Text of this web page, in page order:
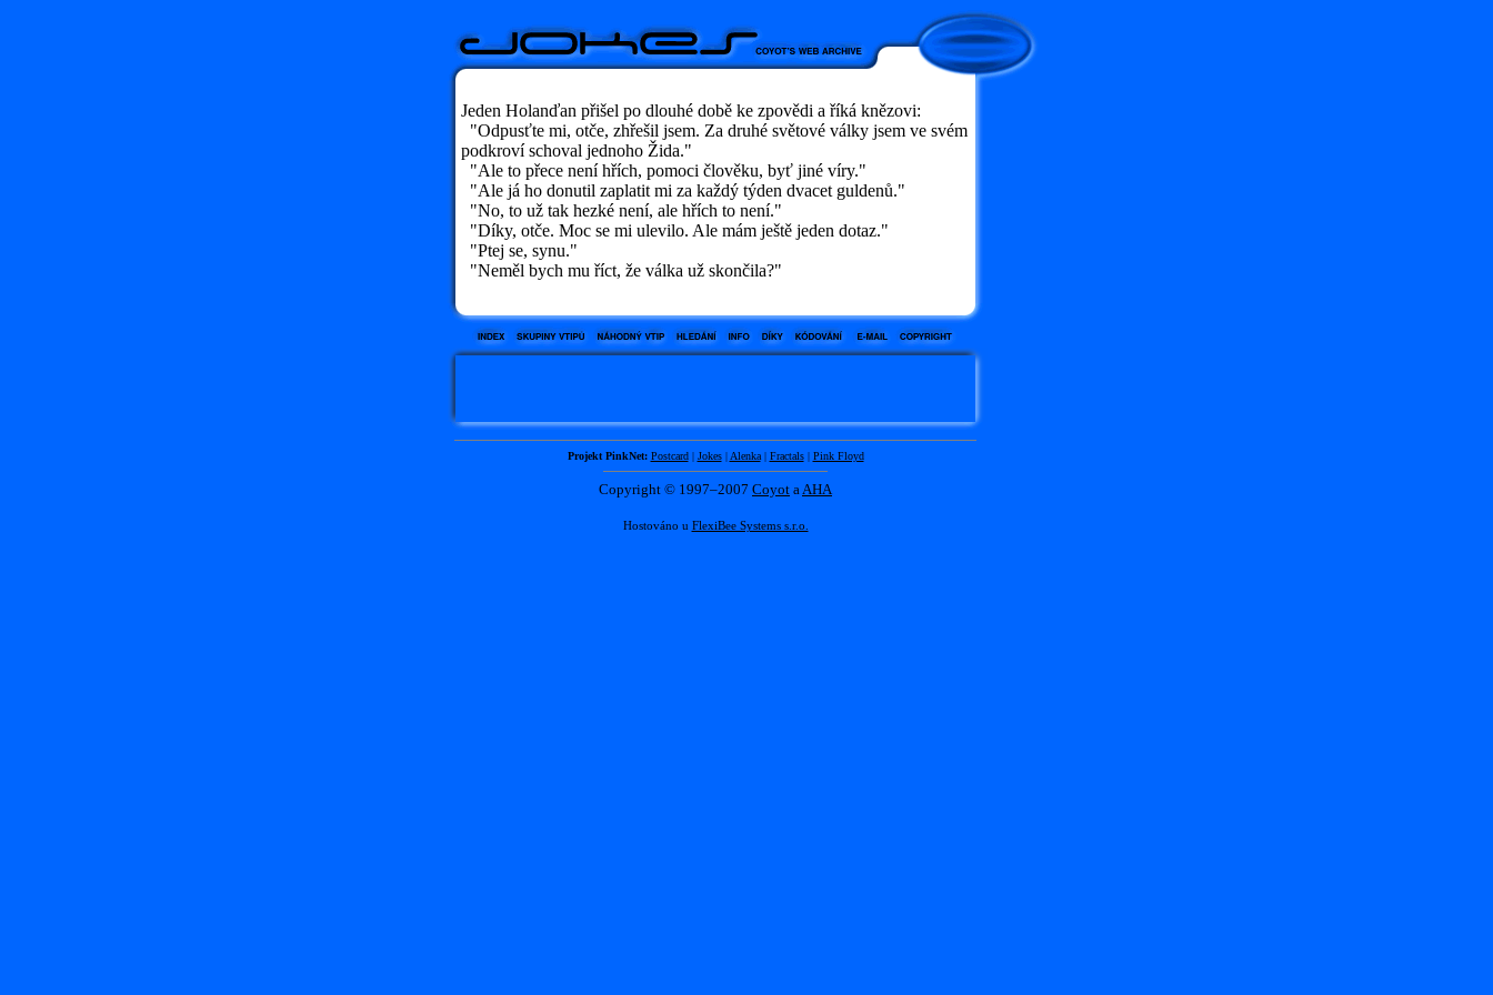
Jeden Holanďan přišel po dlouhé době ke zpovědi a říká knězovi:
"Odpusťte mi, otče, zhřešil jsem. Za druhé světové války jsem ve svém
podkroví schoval jednoho Žida."
"Ale to přece není hřích, pomoci člověku, byť jiné víry."
"Ale já ho donutil zaplatit mi za každý týden dvacet guldenů."
"No, to už tak hezké není, ale hřích to není."
"Díky, otče. Moc se mi ulevilo. Ale mám ještě jeden dotaz."
"Ptej se, synu."
"Neměl bych mu říct, že válka už skončila?"
Projekt PinkNet: Postcard| Jokes| Alenka| Fractals| Pink Floyd
Copyright © 1997–2007 Coyot aAHA
Hostováno u FlexiBee Systems s.r.o.